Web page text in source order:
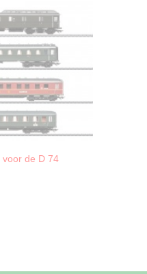
voor de D 74